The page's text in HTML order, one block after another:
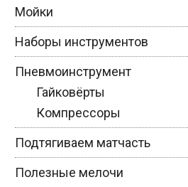
Мойки
Наборы инструментов
Пневмоинструмент
Гайковёрты
Компрессоры
Подтягиваем матчасть
Полезные мелочи